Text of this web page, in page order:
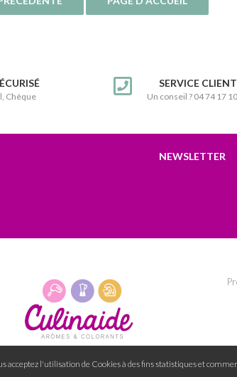
Chèque
SERVICE CLIENT
Un conseil ? 04 74 17
NEWSLETTER
acceptez l'utilisation de Cookies à des fins statistiques et